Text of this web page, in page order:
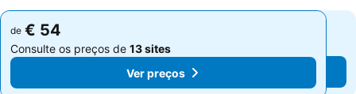
de € 54
Consulte os preços de 13 sites
Ver preços
de € 54
Consulte os preços de 13 sites
Ver preços